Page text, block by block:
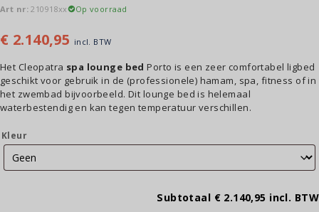
Art nr: 210918xx Op voorraad
€ 2.140,95 incl. BTW
Het Cleopatra spa lounge bed Porto is een zeer comfortabel ligbed
geschikt voor gebruik in de (professionele) hamam, spa, fitness of in
het zwembad bijvoorbeeld. Dit lounge bed is helemaal
waterbestendig en kan tegen temperatuur verschillen.
Kleur
Subtotaal € 2.140,95 incl. BTW